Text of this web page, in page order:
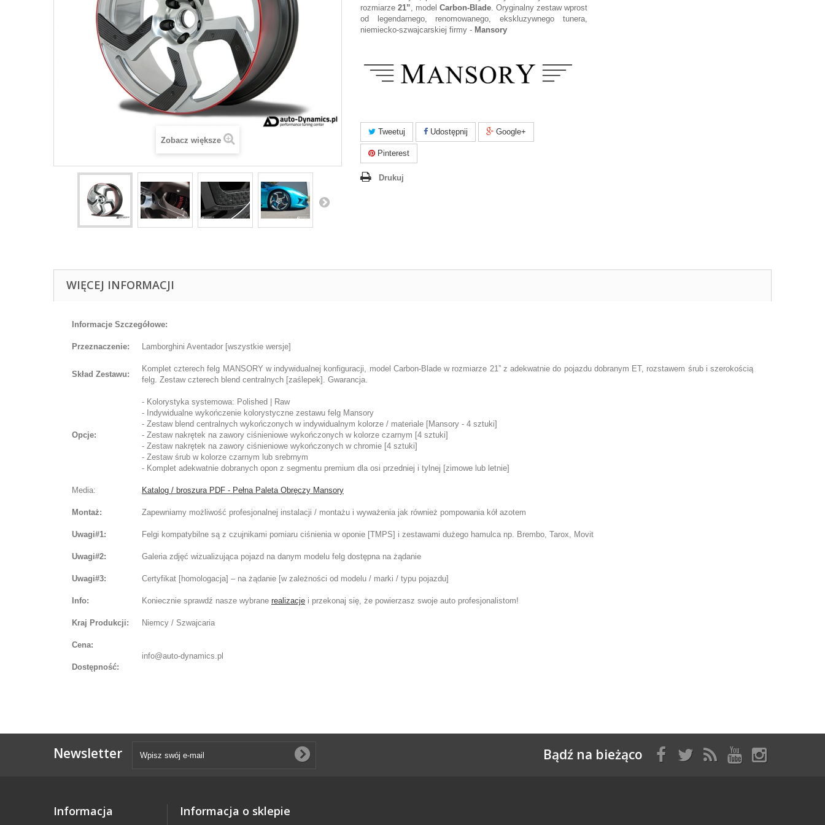
Zobacz większe
rozmiarze 21”, model Carbon-Blade. Oryginalny zestaw wprost
od legendarnego, renomowanego, ekskluzywnego tunera,
niemiecko-szwajcarskiej firmy - Mansory
Tweetuj Udostępnij Google+
Pinterest
Drukuj
WIĘCEJ INFORMACJI
Informacje Szczegółowe:
Przeznaczenie: Lamborghini Aventador [wszystkie wersje]
Skład Zestawu:
Komplet czterech felg MANSORY w indywidualnej konfiguracji, model Carbon-Blade w rozmiarze 21” z adekwatnie do pojazdu dobranym ET, rozstawem śrub i szerokością
felg. Zestaw czterech blend centralnych [zaślepek]. Gwarancja.
Opcje:
- Kolorystyka systemowa: Polished | Raw
- Indywidualne wykończenie kolorystyczne zestawu felg Mansory
- Zestaw blend centralnych wykończonych w indywidualnym kolorze / materiale [Mansory - 4 sztuki]
- Zestaw nakrętek na zawory ciśnieniowe wykończonych w kolorze czarnym [4 sztuki]
- Zestaw nakrętek na zawory ciśnieniowe wykończonych w chromie [4 sztuki]
- Zestaw śrub w kolorze czarnym lub srebrnym
- Komplet adekwatnie dobranych opon z segmentu premium dla osi przedniej i tylnej [zimowe lub letnie]
Media: Katalog / broszura PDF - Pełna Paleta Obręczy Mansory
Montaż: Zapewniamy możliwość profesjonalnej instalacji / montażu i wyważenia jak również pompowania kół azotem
Uwagi#1: Felgi kompatybilne są z czujnikami pomiaru ciśnienia w oponie [TMPS] i zestawami dużego hamulca np. Brembo, Tarox, Movit
Uwagi#2: Galeria zdjęć wizualizująca pojazd na danym modelu felg dostępna na żądanie
Uwagi#3: Certyfikat [homologacja] – na żądanie [w zależności od modelu / marki / typu pojazdu]
Info: Koniecznie sprawdź nasze wybrane realizacje i przekonaj się, że powierzasz swoje auto profesjonalistom!
Kraj Produkcji: Niemcy / Szwajcaria
Cena:
info@auto-dynamics.pl
Dostępność:
Newsletter Bądź na bieżąco
Informacja Informacja o sklepie